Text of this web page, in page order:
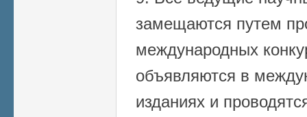
замещаются путем
международных
объявляются в
изданиях и